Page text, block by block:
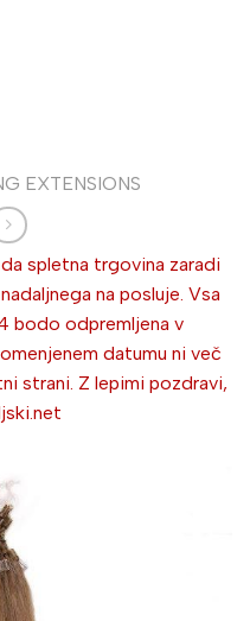
EXTENSIONS
spletna trgovina zaradi
na posluje. Vsa
bodo odpremljena v
datumu ni več
strani. Z lepimi pozdravi,